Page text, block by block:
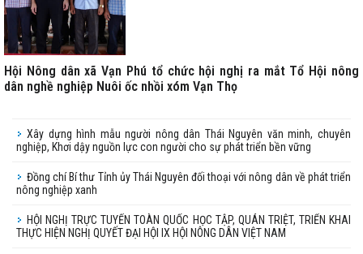
Hội Nông dân xã Vạn Phú tổ chức hội nghị ra mắt Tổ Hội nông
dân nghề nghiệp Nuôi ốc nhồi xóm Vạn Thọ
Xây dựng hình mẫu người nông dân Thái Nguyên văn minh, chuyên
nghiệp, Khơi dậy nguồn lực con người cho sự phát triển bền vững
Đồng chí Bí thư Tỉnh ủy Thái Nguyên đối thoại với nông dân về phát triển
nông nghiệp xanh
HỘI NGHỊ TRỰC TUYẾN TOÀN QUỐC HỌC TẬP, QUÁN TRIỆT, TRIỂN KHAI